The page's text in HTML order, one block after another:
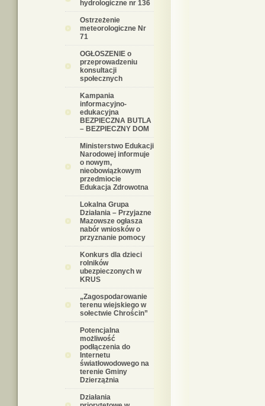
hydrologiczne nr 136
Ostrzeżenie
meteorologiczne Nr
71
OGŁOSZENIE o
przeprowadzeniu
konsultacji
społecznych
Kampania
informacyjno-
edukacyjna
BEZPIECZNA BUTLA
– BEZPIECZNY DOM
Ministerstwo Edukacji
Narodowej informuje
o nowym,
nieobowiązkowym
przedmiocie
Edukacja Zdrowotna
Lokalna Grupa
Działania – Przyjazne
Mazowsze ogłasza
nabór wniosków o
przyznanie pomocy
Konkurs dla dzieci
rolników
ubezpieczonych w
KRUS
„Zagospodarowanie
terenu wiejskiego w
sołectwie Chrościn”
Potencjalna
możliwość
podłączenia do
Internetu
światłowodowego na
terenie Gminy
Dzierzążnia
Działania